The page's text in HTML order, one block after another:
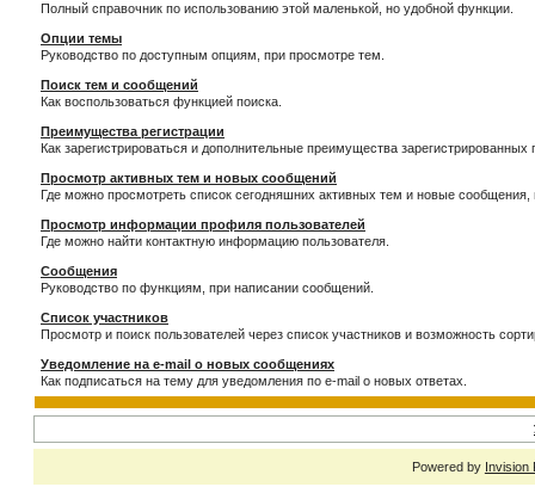
Полный справочник по использованию этой маленькой, но удобной функции.
Опции темы
Руководство по доступным опциям, при просмотре тем.
Поиск тем и сообщений
Как воспользоваться функцией поиска.
Преимущества регистрации
Как зарегистрироваться и дополнительные преимущества зарегистрированных
Просмотр активных тем и новых сообщений
Где можно просмотреть список сегодняшних активных тем и новые
Просмотр информации профиля пользователей
Где можно найти контактную информацию пользователя.
Сообщения
Руководство по функциям, при написании сообщений.
Список участников
Просмотр и поиск пользователей через список участников и возможность
Уведомление на e-mail о новых сообщениях
Как подписаться на тему для уведомления по e-mail о новых ответах.
Powered by Invision